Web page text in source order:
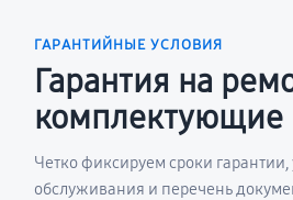
ГАРАНТИЙНЫЕ УСЛОВИЯ
Гарантия на
комплектующие
Четко фиксируем сроки гарантии,
обслуживания и перечень